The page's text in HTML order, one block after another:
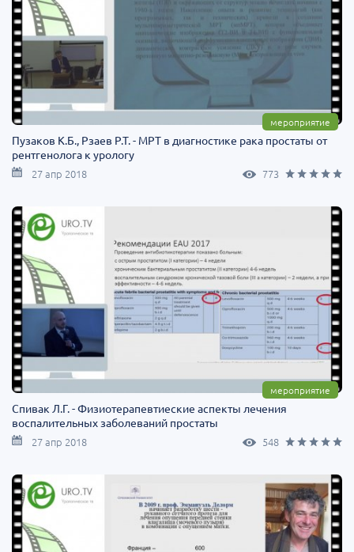
мероприятие
Пузаков К.Б., Рзаев Р.Т. - МРТ в диагностике рака простаты от
рентгенолога к урологу
27 апр 2018 773
мероприятие
Спивак Л.Г. - Физиотерапевтиеские аспекты лечения
воспалительных заболеваний простаты
27 апр 2018 548